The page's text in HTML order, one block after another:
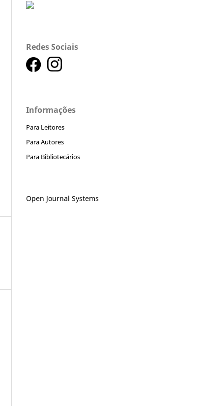
Redes Sociais
Informações
Para Leitores
Para Autores
Para Bibliotecários
Open Journal Systems